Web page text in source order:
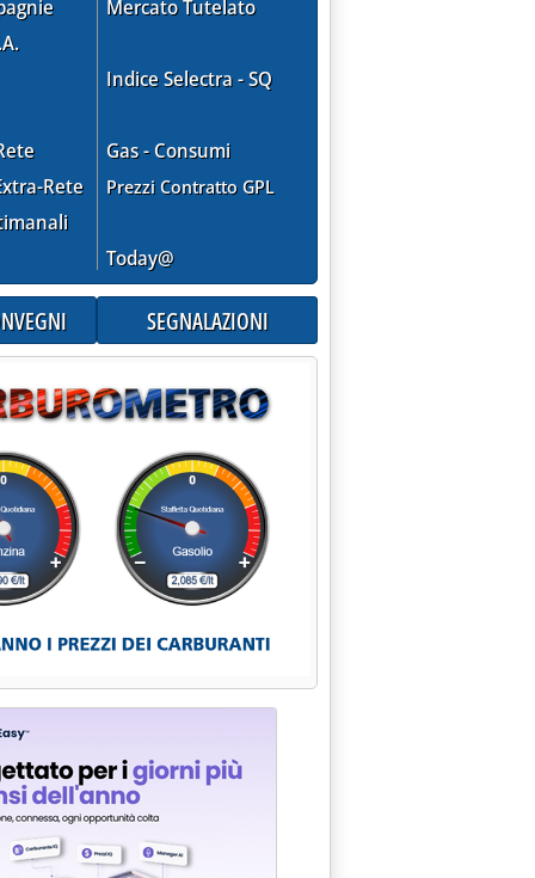
Rete
Mercato Tutelato
Indice Selectra - SQ
Gas - Consumi
Prezzi Contratto GPL
Today@
SEGNALAZIONI